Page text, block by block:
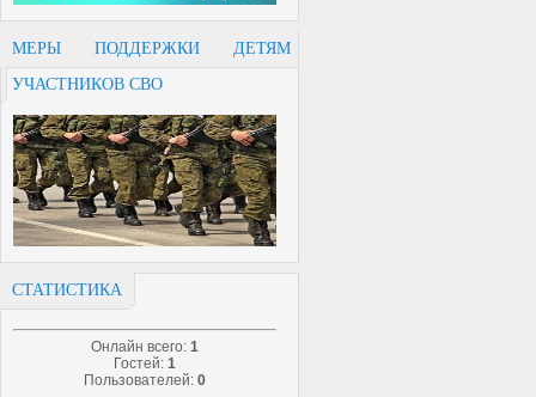
МЕРЫ ПОДДЕРЖКИ ДЕТЯМ
УЧАСТНИКОВ СВО
СТАТИСТИКА
Онлайн всего: 1
Гостей: 1
Пользователей: 0